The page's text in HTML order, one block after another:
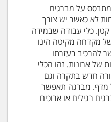
על מברגים
לא כאשר יש צורך
כלי עבודה שבמידה
מקדחה מקיטה הינו
להרכיב בעזרתו
של ארונות. זהו הכלי
חדש בתקרה וגם
מדף. מברגה תאפשר
רגילים או ארוכים